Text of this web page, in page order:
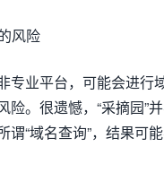
风险
专业平台，可能会进
险。很遗憾，“采摘园”
谓“域名查询”，结果可